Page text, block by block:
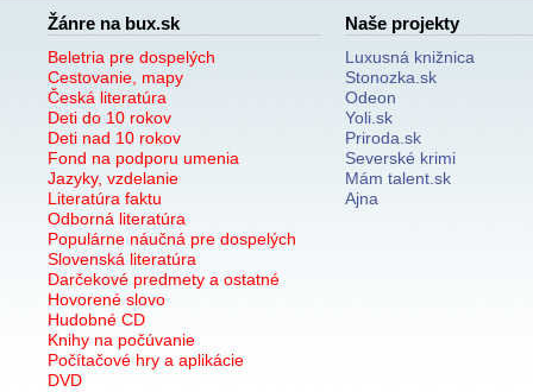
Žánre na bux.sk
Beletria pre dospelých
Cestovanie, mapy
Česká literatúra
Deti do 10 rokov
Deti nad 10 rokov
Fond na podporu umenia
Jazyky, vzdelanie
Literatúra faktu
Odborná literatúra
Populárne náučná pre dospelých
Slovenská literatúra
Darčekové predmety a ostatné
Hovorené slovo
Hudobné CD
Knihy na počúvanie
Počítačové hry a aplikácie
DVD
Naše projekty
Luxusná knižnica
Stonozka.sk
Odeon
Yoli.sk
Priroda.sk
Severské krimi
Mám talent.sk
Ajna